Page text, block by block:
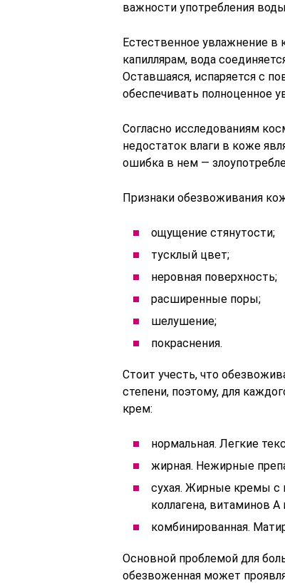
важности употребления
Естественное увлажнение
капиллярам, вода
Оставшаяся, испаряется с
обеспечивать полноценное
Согласно исследованиям
недостаток влаги в коже
ошибка в нем —
Признаки обезвоживания
ощущение стянутости;
тусклый цвет;
неровная поверхность;
расширенные поры;
шелушение;
покраснения.
Стоит учесть, что
степени, поэтому, для
крем:
нормальная. Легкие
жирная. Нежирные
сухая. Жирные кремы с
коллагена, витаминов A
комбинированная.
Основной проблемой для
обезвоженная может